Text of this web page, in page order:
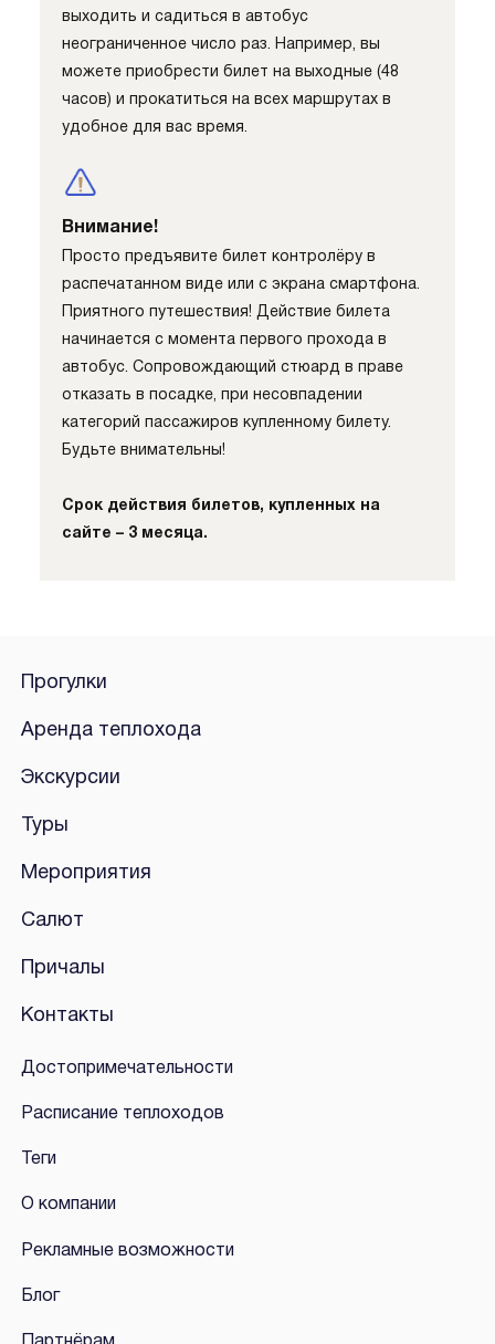
выходить и садиться в автобус
неограниченное число раз. Например, вы
можете приобрести билет на выходные (48
часов) и прокатиться на всех маршрутах в
удобное для вас время.
Внимание!
Просто предъявите билет контролёру в
распечатанном виде или с экрана смартфона.
Приятного путешествия! Действие билета
начинается с момента первого прохода в
автобус. Сопровождающий стюард в праве
отказать в посадке, при несовпадении
категорий пассажиров купленному билету.
Будьте внимательны!
Срок действия билетов, купленных на
сайте – 3 месяца.
Прогулки
Аренда теплохода
Экскурсии
Туры
Мероприятия
Салют
Причалы
Контакты
Достопримечательности
Расписание теплоходов
Теги
О компании
Рекламные возможности
Блог